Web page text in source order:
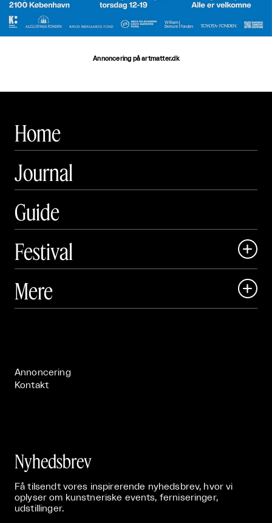
Annoncering på artmatter.dk
Home
Journal
Guide
Festival

 Art Matter Festival
Mere 
Annoncering
Kontakt
Nyhedsbrev
Få tilsendt vores inspirerende nyhedsbrev, hvor vi
oplyser om kunstneriske events, ferniseringer,
udstillinger.